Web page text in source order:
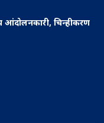
चिन्हीकरण